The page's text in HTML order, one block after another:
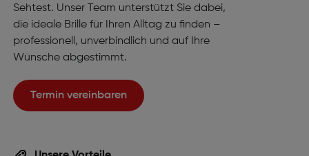
Sehtest. Unser Team unterstützt Sie dabei,
die ideale Brille für Ihren Alltag zu finden –
professionell, unverbindlich und auf Ihre
Wünsche abgestimmt.
Termin vereinbaren